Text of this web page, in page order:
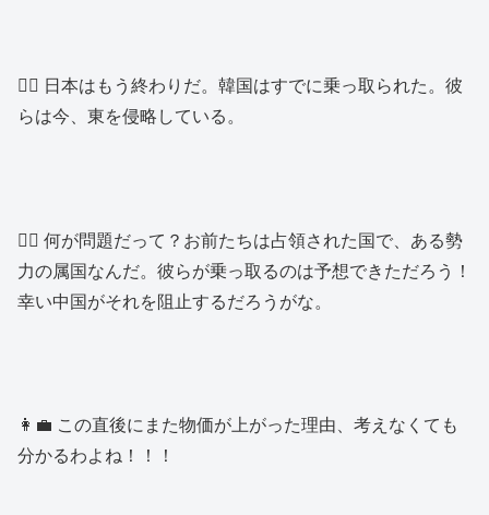
👱‍♂️ 日本はもう終わりだ。韓国はすでに乗っ取られた。彼
らは今、東を侵略している。
👱‍♂️ 何が問題だって？お前たちは占領された国で、ある勢
力の属国なんだ。彼らが乗っ取るのは予想できただろう！
幸い中国がそれを阻止するだろうがな。
👩‍💼 この直後にまた物価が上がった理由、考えなくても
分かるわよね！！！